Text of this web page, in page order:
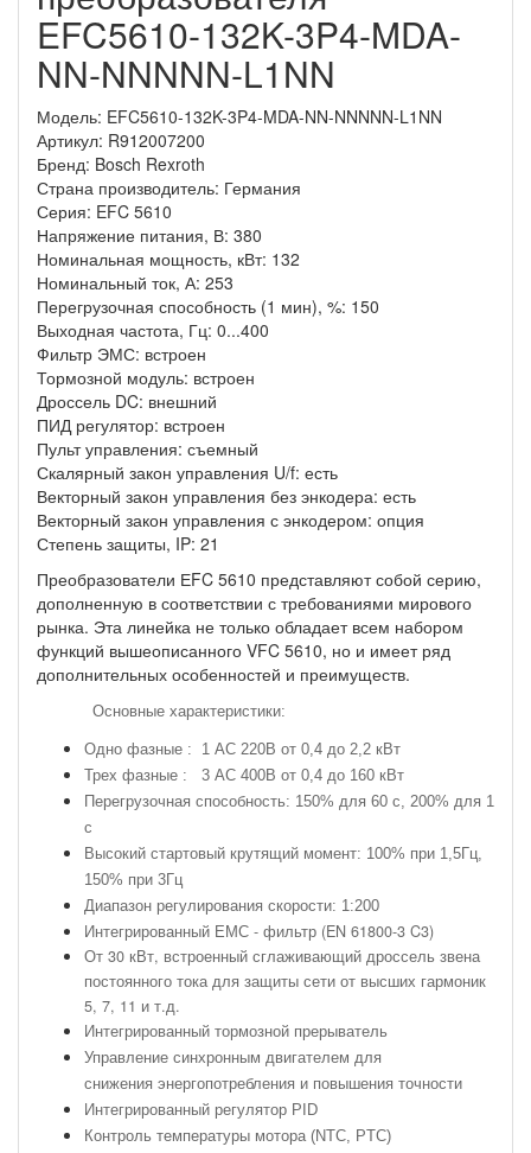
EFC5610-132K-3P4-MDA-
NN-NNNNN-L1NN
Модель: EFC5610-132K-3P4-MDA-NN-NNNNN-L1NN
Артикул: R912007200
Бренд: Bosch Rexroth
Страна производитель: Германия
Серия: EFC 5610
Напряжение питания, В: 380
Номинальная мощность, кВт: 132
Номинальный ток, А: 253
Перегрузочная способность (1 мин), %: 150
Выходная частота, Гц: 0...400
Фильтр ЭМС: встроен
Тормозной модуль: встроен
Дроссель DC: внешний
ПИД регулятор: встроен
Пульт управления: съемный
Скалярный закон управления U/f: есть
Векторный закон управления без энкодера: есть
Векторный закон управления с энкодером: опция
Степень защиты, IP: 21
Преобразователи ЕFC 5610 представляют собой серию,
дополненную в соответствии с требованиями мирового
рынка. Эта линейка не только обладает всем набором
функций вышеописанного VFC 5610, но и имеет ряд
дополнительных особенностей и преимуществ.
Основные характеристики:
Одно фазные : 1 АС 220В от 0,4 до 2,2 кВт
Трех фазные : 3 АС 400В от 0,4 до 160 кВт
Перегрузочная способность: 150% для 60 с, 200% для 1
с
Высокий стартовый крутящий момент: 100% при 1,5Гц,
150% при 3Гц
Диапазон регулирования скорости: 1:200
Интегрированный ЕМС - фильтр (EN 61800-3 C3)
От 30 кВт, встроенный сглаживающий дроссель звена
постоянного тока для защиты сети от высших гармоник
5, 7, 11 и т.д.
Интегрированный тормозной прерыватель
Управление синхронным двигателем для
снижения энергопотребления и повышения точности
Интегрированный регулятор PID
Контроль температуры мотора (NTC, PTC)